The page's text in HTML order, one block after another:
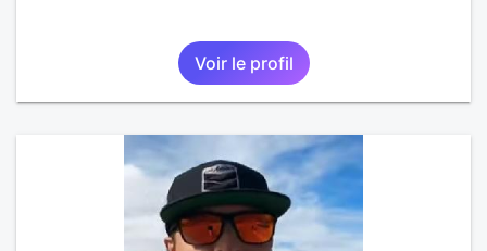
Voir le profil